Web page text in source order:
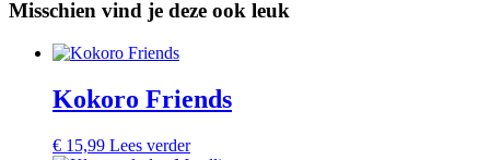
Misschien vind je deze ook leuk
Kokoro Friends
€ 15,99 Lees verder